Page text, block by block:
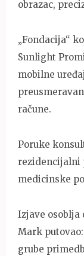
obrazac,
„Fondacija“
Sunlight
mobilne
račune.
Poruke
rezidencijalni
medicinske
Izjave osoblja
Mark
grube